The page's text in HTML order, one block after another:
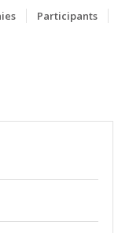
Participants